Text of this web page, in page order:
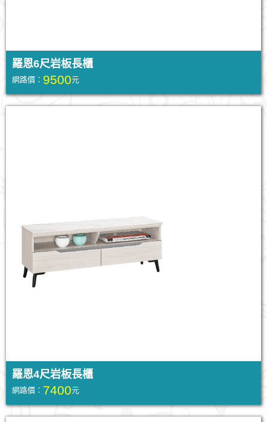
羅恩6尺岩板長櫃
網路價： 9500元
羅恩4尺岩板長櫃
網路價： 7400元